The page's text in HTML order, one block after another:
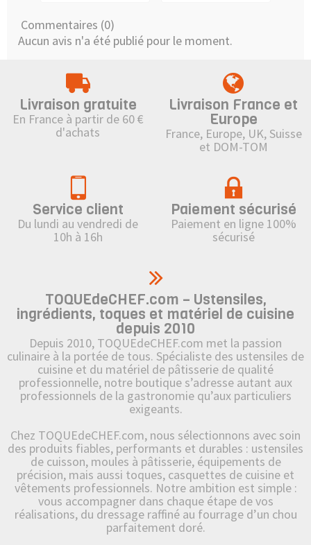
Commentaires (0)
Aucun avis n'a été publié pour le moment.
Livraison gratuite
En France à partir de 60 €
d'achats
Livraison France et
Europe
France, Europe, UK, Suisse
et DOM-TOM
Service client
Du lundi au vendredi de
10h à 16h
Paiement sécurisé
Paiement en ligne 100%
sécurisé
TOQUEdeCHEF.com – Ustensiles,
ingrédients, toques et matériel de cuisine
depuis 2010
Depuis 2010, TOQUEdeCHEF.com met la passion
culinaire à la portée de tous. Spécialiste des ustensiles de
cuisine et du matériel de pâtisserie de qualité
professionnelle, notre boutique s’adresse autant aux
professionnels de la gastronomie qu’aux particuliers
exigeants.
Chez TOQUEdeCHEF.com, nous sélectionnons avec soin
des produits fiables, performants et durables : ustensiles
de cuisson, moules à pâtisserie, équipements de
précision, mais aussi toques, casquettes de cuisine et
vêtements professionnels. Notre ambition est simple :
vous accompagner dans chaque étape de vos
réalisations, du dressage raffiné au fourrage d’un chou
parfaitement doré.